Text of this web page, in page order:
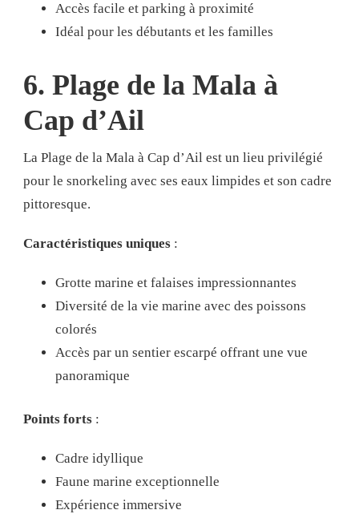
Accès facile et parking à proximité
Idéal pour les débutants et les familles
6. Plage de la Mala à
Cap d’Ail
La Plage de la Mala à Cap d’Ail est un lieu privilégié
pour le snorkeling avec ses eaux limpides et son cadre
pittoresque.
Caractéristiques uniques :
Grotte marine et falaises impressionnantes
Diversité de la vie marine avec des poissons
colorés
Accès par un sentier escarpé offrant une vue
panoramique
Points forts :
Cadre idyllique
Faune marine exceptionnelle
Expérience immersive